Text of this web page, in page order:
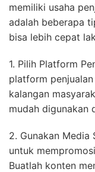
memiliki usaha
adalah beberapa
bisa lebih cepat
1. Pilih Platform
platform
kalangan
mudah digunakan
2. Gunakan Media
untuk
Buatlah konten